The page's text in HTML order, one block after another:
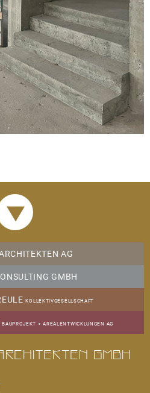
"Freie Strasse",
Basel
AG
GMBH
KOLLEKTIVGESELLSCHAFT
BAUPROJEKT + AREALENTWICKLUNGEN AG
GmbH